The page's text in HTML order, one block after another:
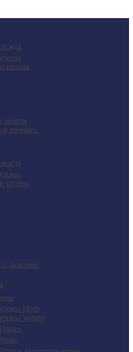
штаны
шорты
и пижамы
штаны
и пижамы
Molo
Weedo